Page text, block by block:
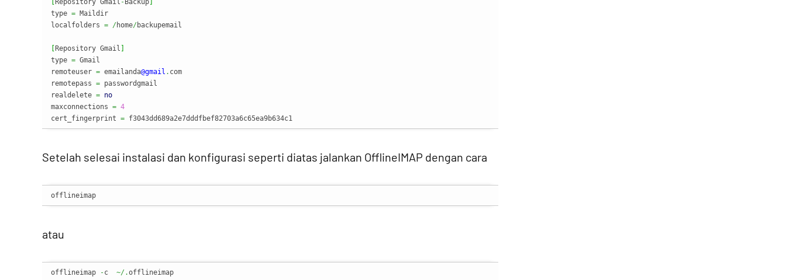
Repository Gmail - Backup
type = Maildir
localfolders = /home/backupemail
Repository Gmail
type = Gmail
remoteuser = emailanda@gmail . com
remotepass = passwordgmail
realdelete = no
maxconnections = 4
cert_fingerprint = f3043dd689a2e7dddfbef82703a6c65ea9b634c1
Setelah selesai instalasi dan konfigurasi seperti diatas jalankan OfflineIMAP dengan cara
offlineimap
atau
offlineimap -c ~/.offlineimap